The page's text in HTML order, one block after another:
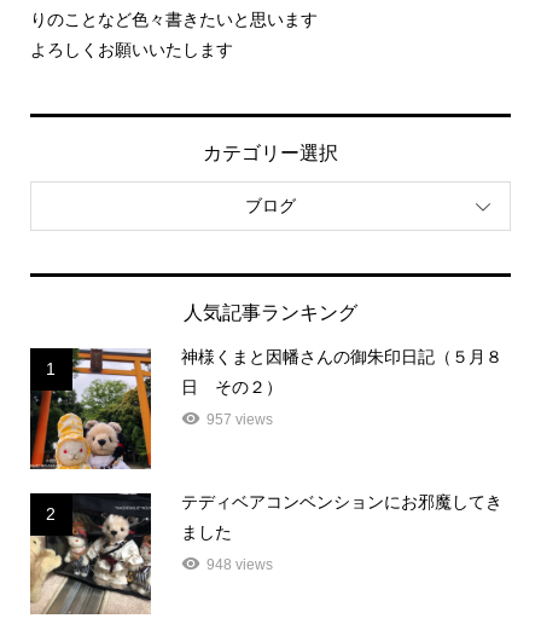
りのことなど色々書きたいと思います
よろしくお願いいたします
カテゴリー選択
ブログ
人気記事ランキング
1
神様くまと因幡さんの御朱印日記（５月８
日 その２）
957 views
2
テディベアコンベンションにお邪魔してき
ました
948 views